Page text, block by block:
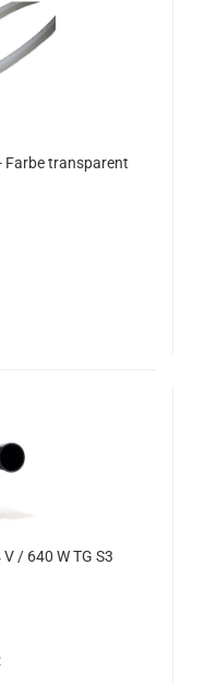
Farbe transparent
/ 640 W TG S3